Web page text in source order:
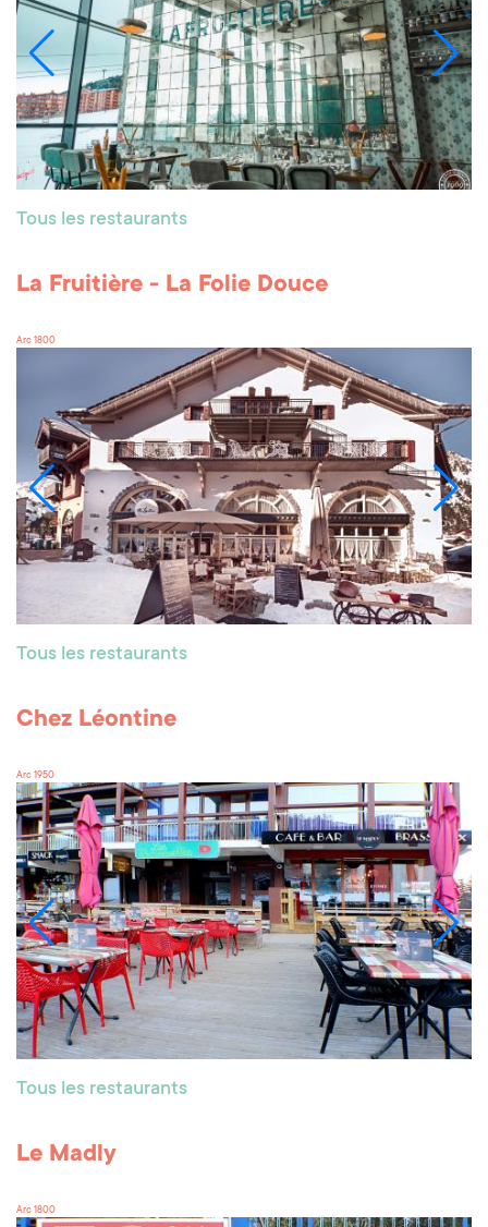
Tous les restaurants
La Fruitière - La Folie Douce
Arc 1800
Tous les restaurants
Chez Léontine
Arc 1950
Tous les restaurants
Le Madly
Arc 1800